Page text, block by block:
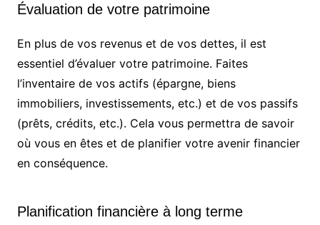
Évaluation de votre patrimoine
En plus de vos revenus et de vos dettes, il est
essentiel d’évaluer votre patrimoine. Faites
l’inventaire de vos actifs (épargne, biens
immobiliers, investissements, etc.) et de vos passifs
(prêts, crédits, etc.). Cela vous permettra de savoir
où vous en êtes et de planifier votre avenir financier
en conséquence.
Planification financière à long terme